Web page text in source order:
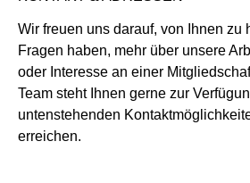
Wir freuen uns darauf, von Ihnen zu
Fragen haben, mehr über unsere
oder Interesse an einer
Team steht Ihnen gerne zur
untenstehenden
erreichen.